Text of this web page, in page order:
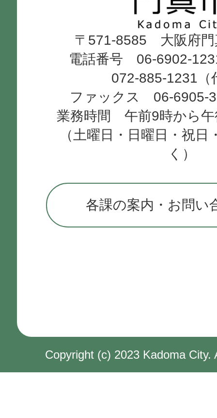
Kadoma
City
〒571-8585 大阪府門
電話番号 06-6902-
072-885-1231（
ファックス 06-6905-
業務時間 午前9時から午
（土曜日・日曜日・祝日
く）
各課の案内・お問い
Copyright (c) 2023 Kadoma City.